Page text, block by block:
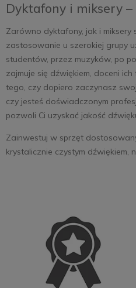
Dyktafony i miksery –
Zarówno dyktafony, jak i
zastosowanie u szerokiej grupy
studentów, przez muzyków, po
zajmuje się dźwiękiem, doceni
tego, czy dopiero zaczynasz
czy jesteś doświadczonym
pozwoli Ci uzyskać jakość
Zainwestuj w sprzęt
krystalicznie czystym dźwiękiem,